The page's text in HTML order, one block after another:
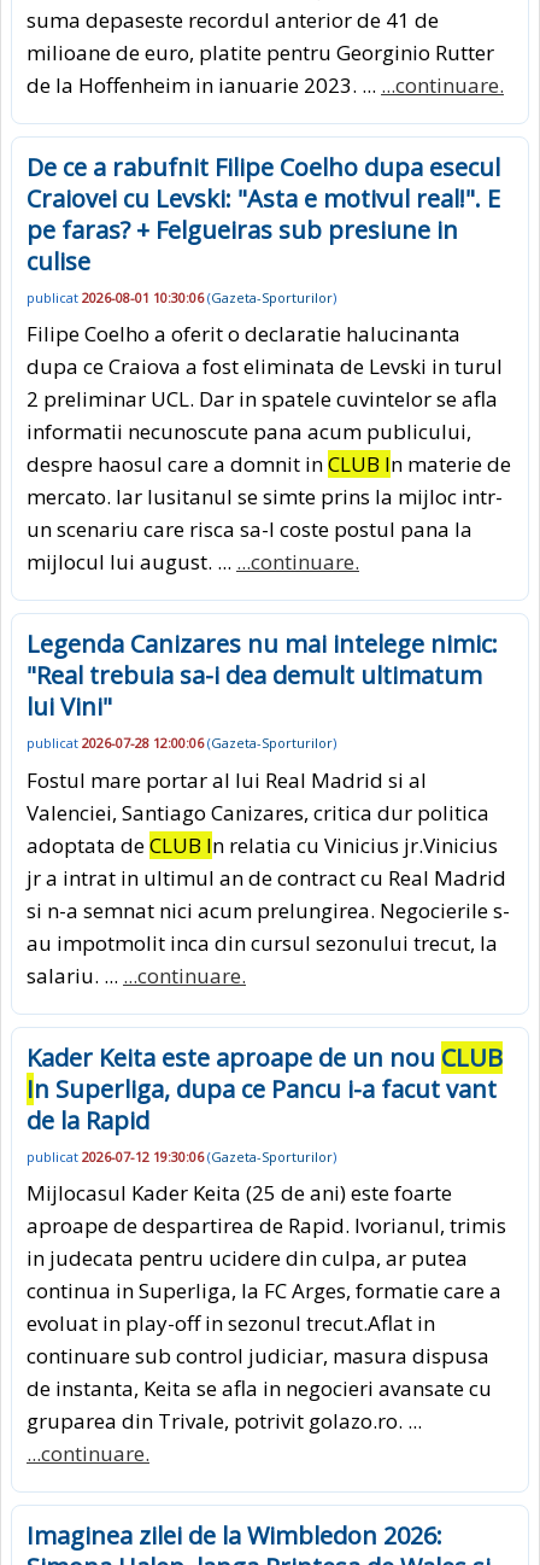
suma depaseste recordul anterior de 41 de
milioane de euro, platite pentru Georginio Rutter
de la Hoffenheim in ianuarie 2023. ... ...continuare.
De ce a rabufnit Filipe Coelho dupa esecul
Craiovei cu Levski: "Asta e motivul real!". E
pe faras? + Felgueiras sub presiune in
culise
publicat 2026-08-01 10:30:06(Gazeta-Sporturilor)
Filipe Coelho a oferit o declaratie halucinanta
dupa ce Craiova a fost eliminata de Levski in turul
2 preliminar UCL. Dar in spatele cuvintelor se afla
informatii necunoscute pana acum publicului,
despre haosul care a domnit inCLUB In materie de
mercato. Iar lusitanul se simte prins la mijloc intr-
un scenariu care risca sa-l coste postul pana la
mijlocul lui august. ... ...continuare.
Legenda Canizares nu mai intelege nimic:
"Real trebuia sa-i dea demult ultimatum
lui Vini"
publicat 2026-07-28 12:00:06(Gazeta-Sporturilor)
Fostul mare portar al lui Real Madrid si al
Valenciei, Santiago Canizares, critica dur politica
adoptata deCLUB In relatia cu Vinicius jr.Vinicius
jr a intrat in ultimul an de contract cu Real Madrid
si n-a semnat nici acum prelungirea. Negocierile s-
au impotmolit inca din cursul sezonului trecut, la
salariu. ... ...continuare.
Kader Keita este aproape de un nou CLUB
In Superliga, dupa ce Pancu i-a facut vant
de la Rapid
publicat 2026-07-12 19:30:06(Gazeta-Sporturilor)
Mijlocasul Kader Keita (25 de ani) este foarte
aproape de despartirea de Rapid. Ivorianul, trimis
in judecata pentru ucidere din culpa, ar putea
continua in Superliga, la FC Arges, formatie care a
evoluat in play-off in sezonul trecut.Aflat in
continuare sub control judiciar, masura dispusa
de instanta, Keita se afla in negocieri avansate cu
gruparea din Trivale, potrivit golazo.ro. ...
...continuare.
Imaginea zilei de la Wimbledon 2026: